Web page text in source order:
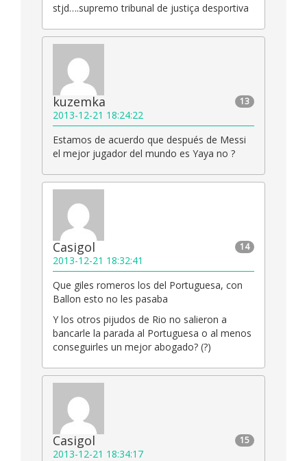
stjd….supremo tribunal de justiça desportiva
13
kuzemka
2013-12-21 18:24:22
Estamos de acuerdo que después de Messi
el mejor jugador del mundo es Yaya no ?
14
Casigol
2013-12-21 18:32:41
Que giles romeros los del Portuguesa, con
Ballon esto no les pasaba
Y los otros pijudos de Rio no salieron a
bancarle la parada al Portuguesa o al menos
conseguirles un mejor abogado? (?)
15
Casigol
2013-12-21 18:34:17